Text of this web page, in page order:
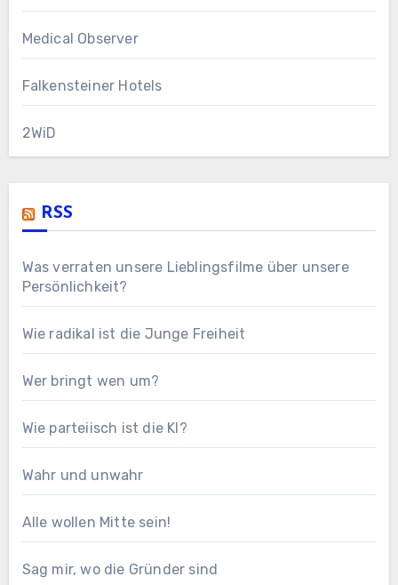
Medical Observer
Falkensteiner Hotels
2WiD
RSS
Was verraten unsere Lieblingsfilme über unsere
Persönlichkeit?
Wie radikal ist die Junge Freiheit
Wer bringt wen um?
Wie parteiisch ist die KI?
Wahr und unwahr
Alle wollen Mitte sein!
Sag mir, wo die Gründer sind